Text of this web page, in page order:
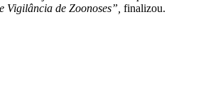
de Zoonoses”, finalizou.